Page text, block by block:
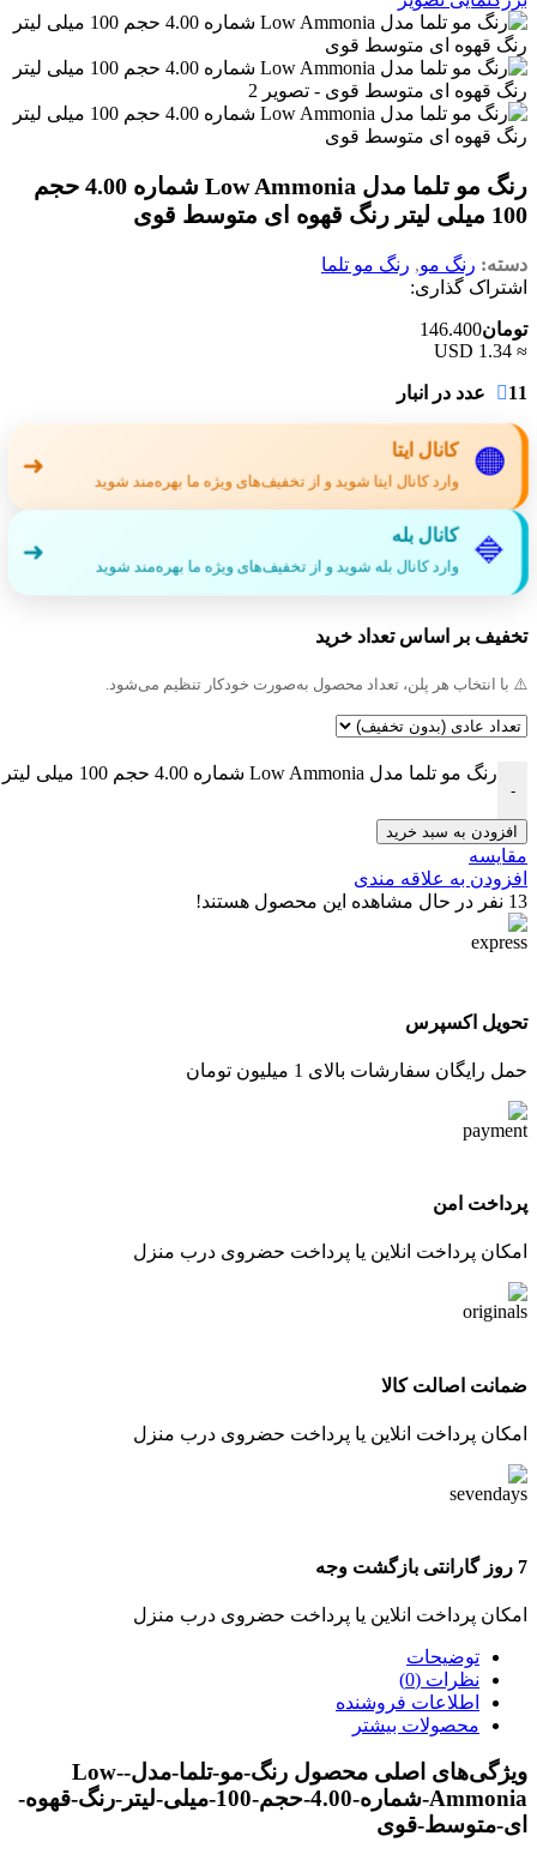
رنگ مو تلما مدل Low Ammonia شماره 4.00 حجم
100 میلی لیتر رنگ قهوه ای متوسط قوی
دسته: رنگ مو, رنگ مو تلما
اشتراک گذاری:
تومان146.400
≈ 1.34 USD
11 عدد در انبار
🟠 کانال ایتا
وارد کانال ایتا شوید و از تخفیف‌های ویژه ما بهره‌مند شوید
➜
🔷 کانال بله
وارد کانال بله شوید و از تخفیف‌های ویژه ما بهره‌مند شوید
➜
تخفیف بر اساس تعداد خرید
⚠️ با انتخاب هر پلن، تعداد محصول به‌صورت خودکار تنظیم می‌شود.
-
رنگ مو تلما مدل Low Ammonia شماره 4.00 حجم 100 میلی لیتر رنگ قهوه ای متوسط قوی عدد
افزودن به سبد خرید
مقایسه
افزودن به علاقه مندی
13 نفر در حال مشاهده این محصول هستند!
تحویل اکسپرس
حمل رایگان سفارشات بالای 1 میلیون تومان
پرداخت امن
امکان پرداخت انلاین یا پرداخت حضروی درب منزل
ضمانت اصالت کالا
امکان پرداخت انلاین یا پرداخت حضروی درب منزل
7 روز گارانتی بازگشت وجه
امکان پرداخت انلاین یا پرداخت حضروی درب منزل
توضیحات
نظرات (0)
اطلاعات فروشنده
محصولات بیشتر
ویژگی‌های اصلی محصول رنگ-مو-تلما-مدل-Low-
Ammonia-شماره-4.00-حجم-100-میلی-لیتر-رنگ-قهوه-
ای-متوسط-قوی